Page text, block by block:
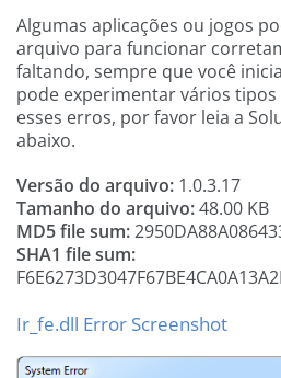
Algumas aplicações ou jogos
arquivo para funcionar
faltando, sempre que você
pode experimentar vários
esses erros, por favor leia a
abaixo.
Versão do arquivo: 1.0.3.17
Tamanho do arquivo:48.00 KB
MD5 file sum:
SHA1 file sum:
Ir_fe.dll Error Screenshot